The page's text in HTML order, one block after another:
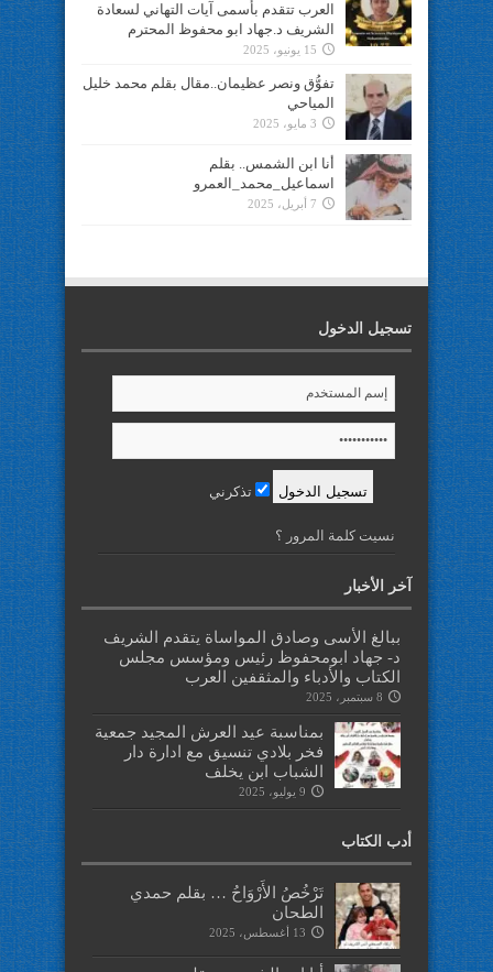
العرب تتقدم بأسمى آيات التهاني لسعادة
الشريف د.جهاد ابو محفوظ المحترم
15 يونيو، 2025
تفوُّق ونصر عظيمان..مقال بقلم محمد خليل
المياحي
3 مايو، 2025
أنا ابن الشمس.. بقلم
اسماعيل_محمد_العمرو
7 أبريل، 2025
تسجيل الدخول
تذكرني
نسيت كلمة المرور ؟
آخر الأخبار
ببالغ الأسى وصادق المواساة يتقدم الشريف
د- جهاد ابومحفوظ رئيس ومؤسس مجلس
الكتاب والأدباء والمثقفين العرب
8 سبتمبر، 2025
بمناسبة عيد العرش المجيد جمعية
فخر بلادي تنسيق مع ادارة دار
الشباب ابن يخلف
9 يوليو، 2025
أدب الكتاب
تَرْخُصُ الأَرْوَاحُ … بقلم حمدي
الطحان
13 أغسطس، 2025